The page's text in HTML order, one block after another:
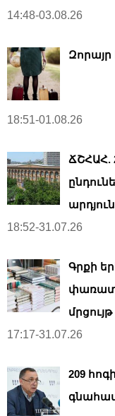
14:48-03.08.26
18:51-01.08.26
ՃՇՀԱՀ.
18:52-31.07.26
Գրքի
մրցույթ
17:17-31.07.26
209